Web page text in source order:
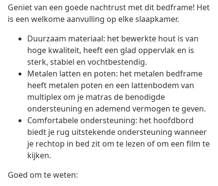
Geniet van een goede nachtrust met dit bedframe! Het
is een welkome aanvulling op elke slaapkamer.
Duurzaam materiaal: het bewerkte hout is van
hoge kwaliteit, heeft een glad oppervlak en is
sterk, stabiel en vochtbestendig.
Metalen latten en poten: het metalen bedframe
heeft metalen poten en een lattenbodem van
multiplex om je matras de benodigde
ondersteuning en ademend vermogen te geven.
Comfortabele ondersteuning: het hoofdbord
biedt je rug uitstekende ondersteuning wanneer
je rechtop in bed zit om te lezen of om een film te
kijken.
Goed om te weten: